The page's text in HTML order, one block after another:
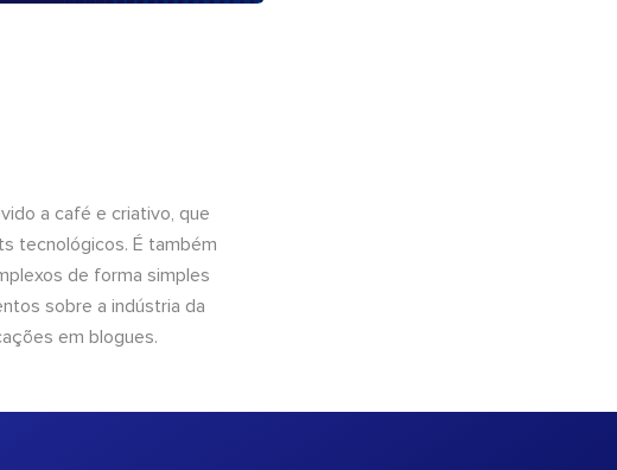
a café e criativo, que
tecnológicos. É também
de forma simples
sobre a indústria da
em blogues.